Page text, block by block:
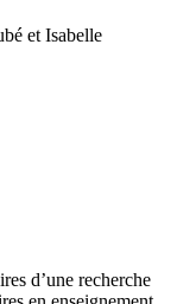
et Isabelle
d’une recherche